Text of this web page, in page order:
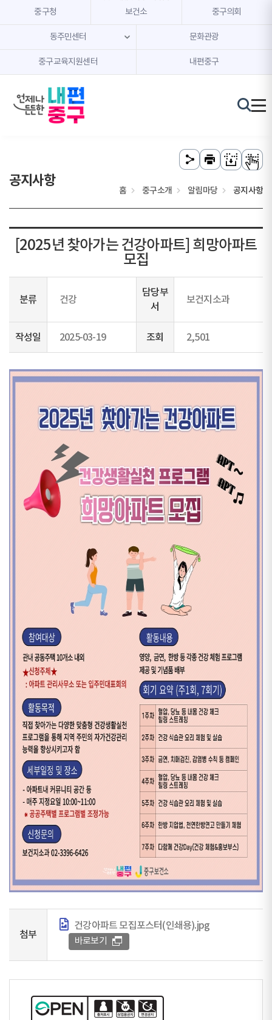
본문 내용 바로가기
주메뉴 바로가기
중구청 보건소 중구의회
동주민센터 문화관광
중구교육지원센터 내편중구
공지사항
홈 중구소개 알림마당 공지사항
[2025년 찾아가는 건강아파트] 희망아파트
모집
분류 건강
담당부
서
보건지소과
작성일 2025-03-19 조회 2,501
첨부
건강아파트 모집포스터(인쇄용).jpg
바로보기